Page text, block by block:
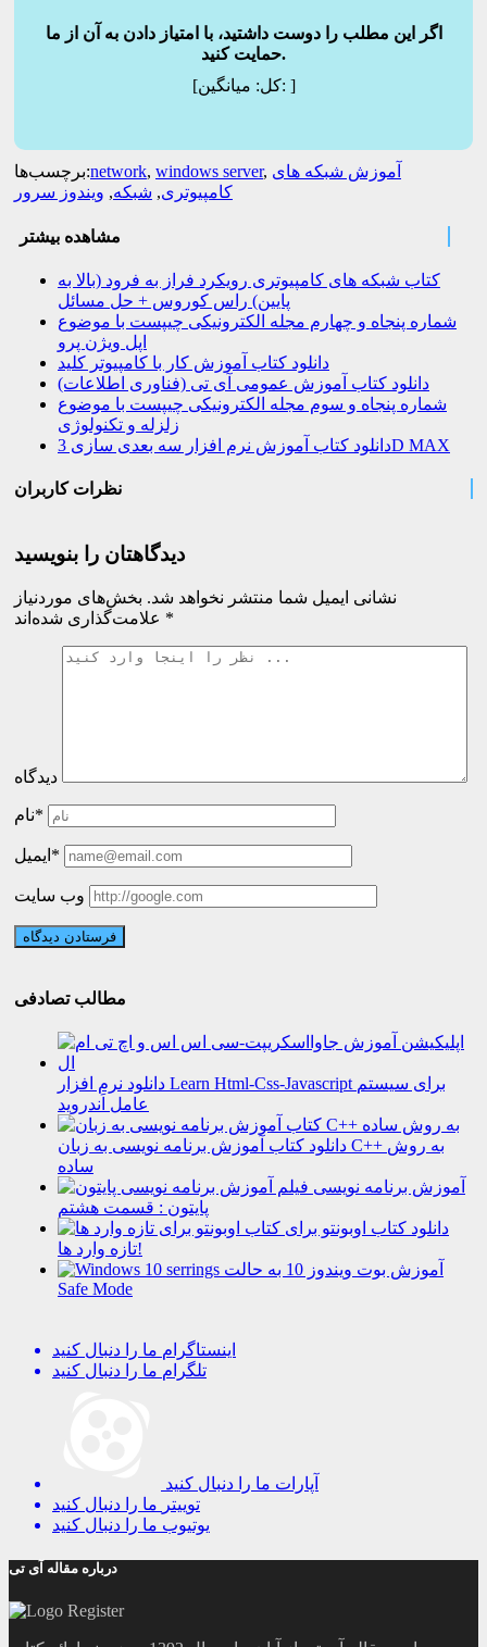
اگر این مطلب را دوست داشتید، با امتیاز دادن به آن از ما
حمایت کنید.
[کل:میانگین: ]
برچسب‌ها:network, windows server, آموزش شبکه های
کامپیوتری, شبکه, ویندوز سرور
مشاهده بیشتر
کتاب شبکه های کامپیوتری رویکرد فراز به فرود (بالا به
پایین) راس کوروس + حل مسائل
شماره پنجاه و چهارم مجله الکترونیکی چیپست با موضوع
اپل ویژن پرو
دانلود کتاب آموزش کار با کامپیوتر کلید
دانلود کتاب آموزش عمومی آی تی (فناوری اطلاعات)
شماره پنجاه و سوم مجله الکترونیکی چیپست با موضوع
زلزله و تکنولوژی
دانلود کتاب آموزش نرم افزار سه بعدی سازی 3D MAX
نظرات کاربران
دیدگاهتان را بنویسید
نشانی ایمیل شما منتشر نخواهد شد. بخش‌های موردنیاز
*
دیدگاه
نام*
ایمیل*
وب سایت
مطالب تصادفی
دانلود نرم افزار Learn Html-Css-Javascript برای سیستم
عامل اَندروید
دانلود کتاب آموزش برنامه نویسی به زبان C++ به روش
ساده
آموزش برنامه نویسی
پایتون : قسمت هشتم
دانلود کتاب اوبونتو برای
تازه وارد ها!
آموزش بوت ویندوز 10 به حالت
Safe Mode
اینستاگرام ما را دنبال کنید
تلگرام ما را دنبال کنید
آپارات ما را دنبال کنید
توییتر ما را دنبال کنید
یوتیوب ما را دنبال کنید
درباره مقاله آی تی